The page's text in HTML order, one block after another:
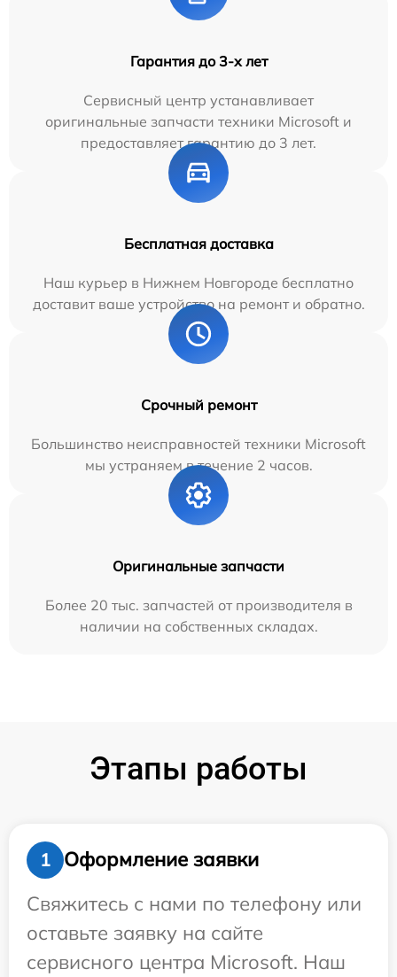
Гарантия до 3-х лет
Сервисный центр устанавливает
оригинальные запчасти техники Microsoft и
предоставляет гарантию до 3 лет.
Бесплатная доставка
Наш курьер в Нижнем Новгороде бесплатно
доставит ваше устройство на ремонт и обратно.
Срочный ремонт
Большинство неисправностей техники Microsoft
мы устраняем в течение 2 часов.
Оригинальные запчасти
Более 20 тыс. запчастей от производителя в
наличии на собственных складах.
Этапы работы
1
Оформление заявки
Свяжитесь с нами по телефону или
оставьте заявку на сайте
сервисного центра Microsoft. Наш